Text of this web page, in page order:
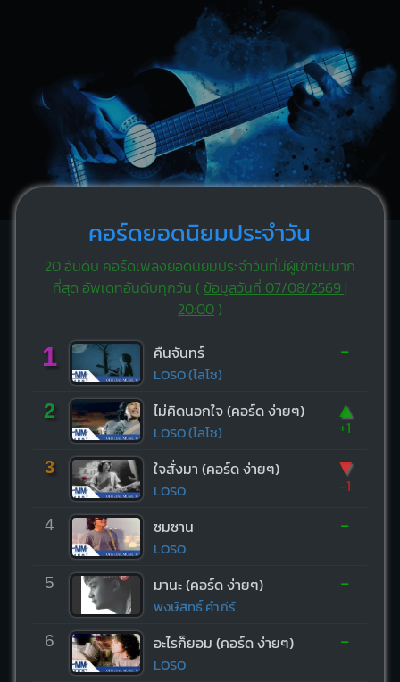
คอร์ดยอดนิยมประจำวัน
20 อันดับ คอร์ดเพลงยอดนิยมประจำวันที่มีผู้เข้าชมมาก
ที่สุด อัพเดทอันดับทุกวัน ( ข้อมูลวันที่ 07/08/2569 |
20:00)
1 คืนจันทร์
LOSO (โลโซ)
-
2 ไม่คิดนอกใจ (คอร์ด ง่ายๆ)
LOSO (โลโซ)
▲
+1
3 ใจสั่งมา (คอร์ด ง่ายๆ)
LOSO
▼
-1
4 ซมซาน
LOSO
-
5 มานะ (คอร์ด ง่ายๆ)
พงษ์สิทธิ์ คำภีร์
-
6 อะไรก็ยอม (คอร์ด ง่ายๆ)
LOSO
-